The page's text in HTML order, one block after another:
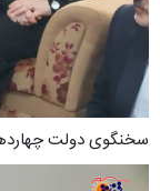
سخنگوی دولت چهاردهم در ادامه سفر